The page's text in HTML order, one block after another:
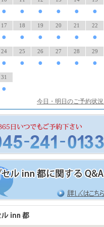
● ● ● ● ● ●
17
●
18
●
19
●
20
●
21
●
22
●
24
●
25
●
26
●
27
●
28
●
29
●
31
●
今日・明日のご予約状